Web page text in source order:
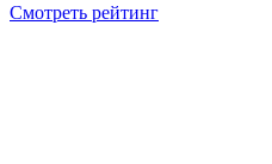
Смотреть рейтинг